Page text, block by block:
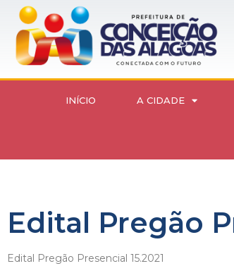
INÍCIO A CIDADE
Edital Pregão
Edital Pregão Presencial 15.2021